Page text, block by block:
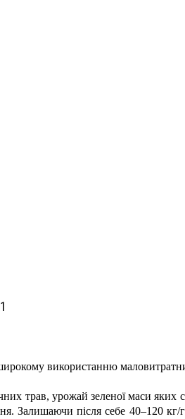
використанню
трав, урожай зеленої маси
Залишаючи після себе 40–120